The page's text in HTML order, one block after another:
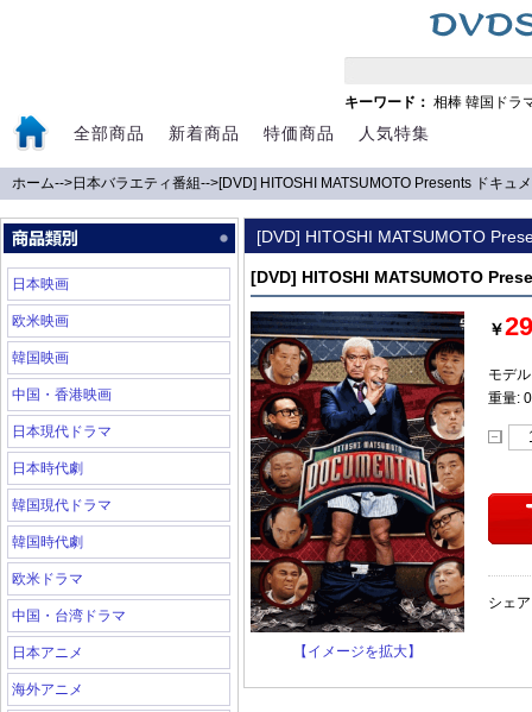
キーワード： 相棒 韓国ドラ
全部商品 新着商品 特価商品 人気特集
ホーム-->日本バラエティ番組-->[DVD] HITOSHI MATSUMOTO Presents ドキュ
日本映画
欧米映画
韓国映画
中国・香港映画
日本現代ドラマ
日本時代劇
韓国現代ドラマ
韓国時代劇
欧米ドラマ
中国・台湾ドラマ
日本アニメ
海外アニメ
[DVD] HITOSHI MATSUMOTO
[DVD] HITOSHI MATSUMOTO
【イメージを拡大】
￥
モデ
重量:
シェ